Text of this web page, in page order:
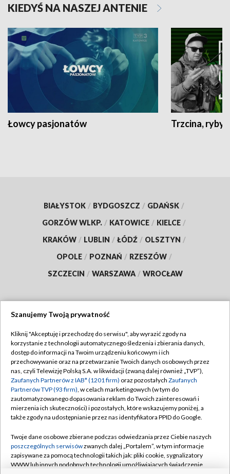
KIEDYŚ NA NASZEJ ANTENIE
Łowcy pasjonatów Trzcina, ryby
BIAŁYSTOK / BYDGOSZCZ / GDAŃSK /
GORZÓW WLKP. / KATOWICE / KIELCE /
KRAKÓW / LUBLIN / ŁÓDŹ / OLSZTYN /
OPOLE / POZNAŃ / RZESZÓW /
SZCZECIN / WARSZAWA / WROCŁAW
TVP
Abonament TVP
Emisja w TVP
Centrum informacji TVP
Naziemna Telewizja Cyfrowa
Rada Programowa
System NOS
Regulamin TVP
Polityka prywatności
Moje zgody
Pomoc
Kontakt
Szanujemy Twoją prywatność
Kliknij "Akceptuję i przechodzę do serwisu", aby wyrazić zgody na
korzystanie z technologii automatycznego śledzenia i zbierania danych,
dostęp do informacji na Twoim urządzeniu końcowym i ich
przechowywanie oraz na przetwarzanie Twoich danych osobowych przez
nas, czyli Telewizję Polską S.A. w likwidacji (zwaną dalej również „TVP”),
Zaufanych Partnerów z IAB* (1201 firm) oraz pozostałych Zaufanych
Partnerów TVP (93 firm), w celach marketingowych (w tym do
zautomatyzowanego dopasowania reklam do Twoich zainteresowań i
mierzenia ich skuteczności) i pozostałych, które wskazujemy poniżej, a
także zgody na udostępnianie przez nas identyfikatora PPID do Google.
Twoje dane osobowe zbierane podczas odwiedzania przez Ciebie naszych
poszczególnych serwisówzwanych dalej „Portalem”, w tym informacje
zapisywane za pomocą technologii takich jak: pliki cookie, sygnalizatory
WWW lub innych podobnych technologii umożliwiających świadczenie